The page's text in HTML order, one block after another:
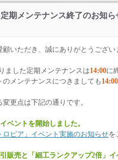
期メンテナンス終了のお知ら
いただき、誠にありがとうござい
ました定期メンテナンスは14:00に
メンテナンスにつきましても 14:00
更点は下記の通りです。
ベントを開始しました。
ロピア」イベント実施のお知らせを
販売と「細工ランクアップ2倍」イ